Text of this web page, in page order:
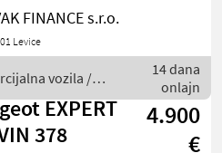
r.v. 11/2018, 318
kW,
3 miesta
FINANCE s.r.o.
Levice
vozila /
14 dana
onlajn
EXPERT
VIN 378
4.900
€